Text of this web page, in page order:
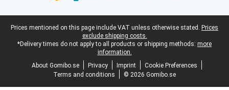
Legal footer
Prices mentioned on this page include VAT unless otherwise stated. Prices
exclude shipping costs.
*Delivery times do not apply to all products or shipping methods: more
information.
About Gomibo.se
Privacy Imprint
Cookie Preferences
Terms and conditions
© 2026 Gomibo.se